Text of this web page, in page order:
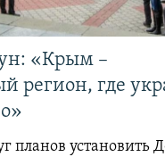
«Крым –
регион, где
планов установить